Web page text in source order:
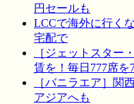
円セールも
LCCで海外に行く
宅配で
［ジェットスター
賃を！毎日777席を
［バニラエア］関
アジアへも